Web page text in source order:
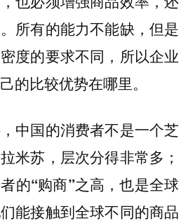
所有的能力不能缺，但是
度的要求不同，所以企业
的比较优势在哪里。
中国的消费者不是一个芝
米苏，层次分得非常多；
的“购商”之高，也是全球
能接触到全球不同的商品